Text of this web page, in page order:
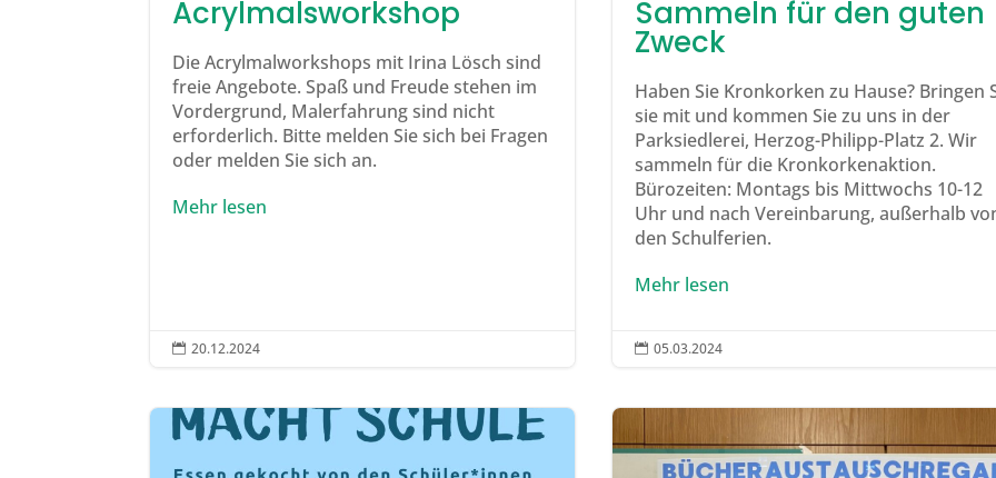
Acrylmalsworkshop
Die Acrylmalworkshops mit Irina Lösch sind
freie Angebote. Spaß und Freude stehen im
Vordergrund, Malerfahrung sind nicht
erforderlich. Bitte melden Sie sich bei Fragen
oder melden Sie sich an.
Mehr lesen
 20.12.2024
Sammeln für den guten
Zweck
Haben Sie Kronkorken zu Hause? Bringen
sie mit und kommen Sie zu uns in der
Parksiedlerei, Herzog-Philipp-Platz 2. Wir
sammeln für die Kronkorkenaktion.
Bürozeiten: Montags bis Mittwochs 10-12
Uhr und nach Vereinbarung, außerhalb
den Schulferien.
Mehr lesen
 05.03.2024